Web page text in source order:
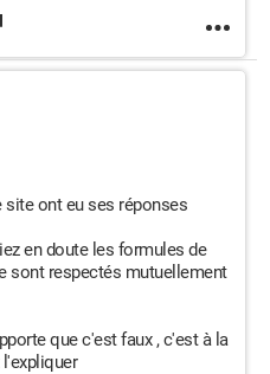
ont eu ses réponses
en doute les formules de
sont respectés mutuellement
que c'est faux , c'est à la